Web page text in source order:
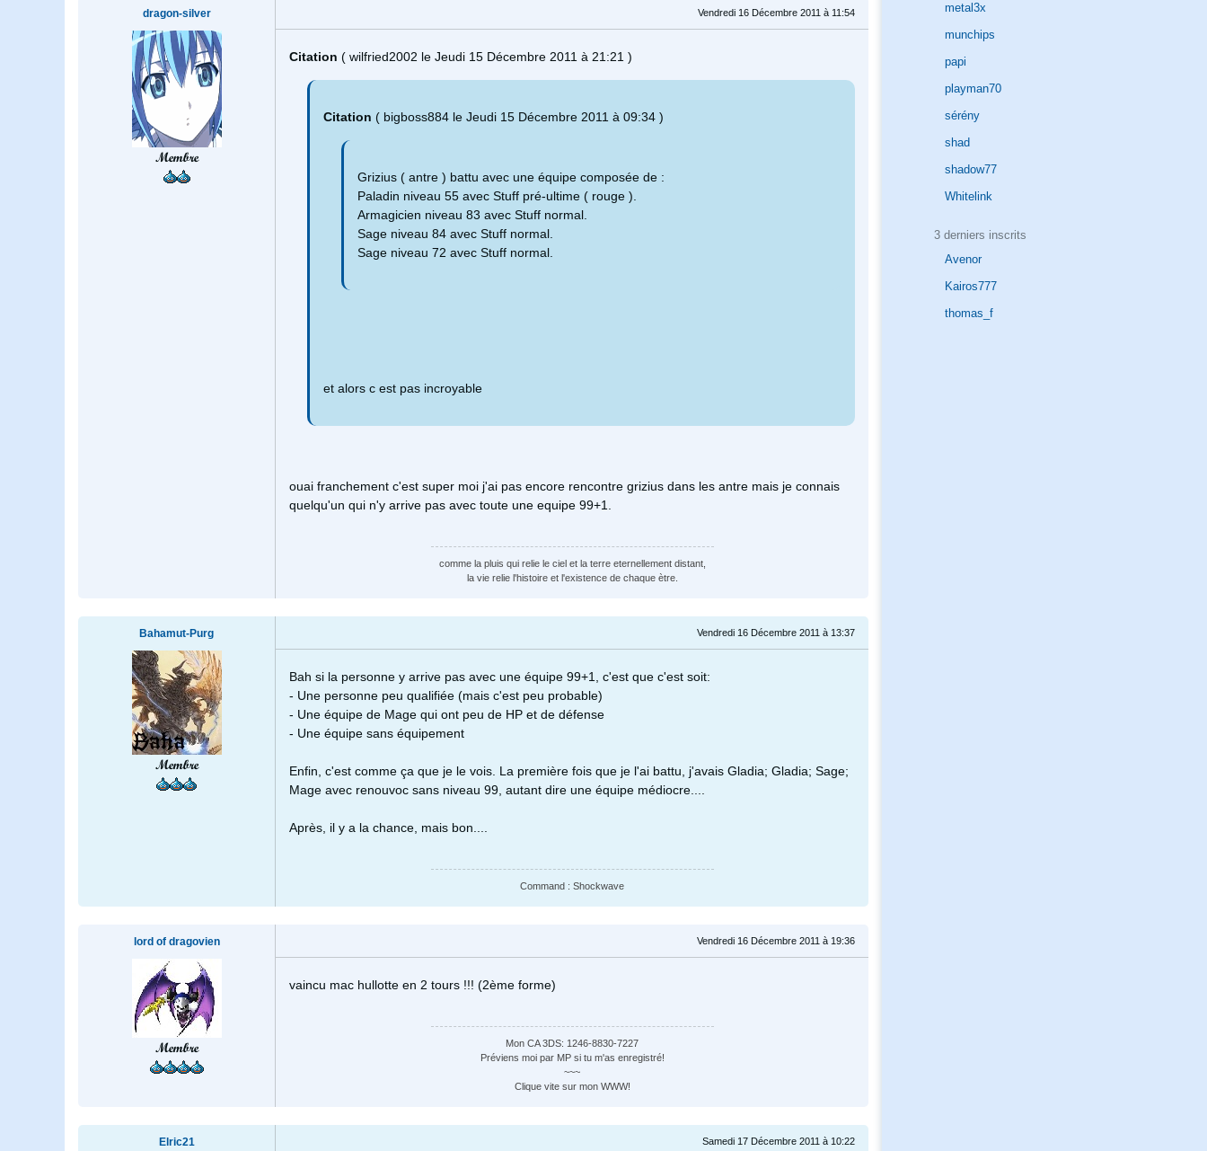
metal3x
munchips
papi
playman70
sérény
shad
shadow77
Whitelink
3 derniers inscrits
Avenor
Kairos777
thomas_f
dragon-silver
Membre
Vendredi 16 Décembre 2011 à 11:54
Citation ( wilfried2002 le Jeudi 15 Décembre 2011 à 21:21 )
Citation ( bigboss884 le Jeudi 15 Décembre 2011 à 09:34 )
Grizius ( antre ) battu avec une équipe composée de :
Paladin niveau 55 avec Stuff pré-ultime ( rouge ).
Armagicien niveau 83 avec Stuff normal.
Sage niveau 84 avec Stuff normal.
Sage niveau 72 avec Stuff normal.
et alors c est pas incroyable
ouai franchement c'est super moi j'ai pas encore rencontre grizius dans les antre mais je connais
quelqu'un qui n'y arrive pas avec toute une equipe 99+1.
comme la pluis qui relie le ciel et la terre eternellement distant,
la vie relie l'histoire et l'existence de chaque ètre.
Bahamut-Purg
Membre
Vendredi 16 Décembre 2011 à 13:37
Bah si la personne y arrive pas avec une équipe 99+1, c'est que c'est soit:
- Une personne peu qualifiée (mais c'est peu probable)
- Une équipe de Mage qui ont peu de HP et de défense
- Une équipe sans équipement
Enfin, c'est comme ça que je le vois. La première fois que je l'ai battu, j'avais Gladia; Gladia; Sage;
Mage avec renouvoc sans niveau 99, autant dire une équipe médiocre....
Après, il y a la chance, mais bon....
Command : Shockwave
lord of dragovien
Membre
Vendredi 16 Décembre 2011 à 19:36
vaincu mac hullotte en 2 tours !!! (2ème forme)
Mon CA 3DS: 1246-8830-7227
Préviens moi par MP si tu m'as enregistré!
~~~
Clique vite sur mon WWW!
Elric21 Samedi 17 Décembre 2011 à 10:22